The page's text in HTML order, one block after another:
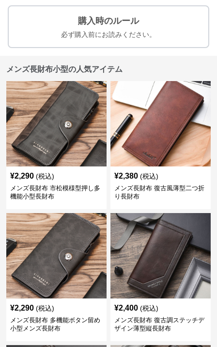
購入時のルール
必ず購入前にお読みください。
メンズ長財布小型の人気アイテム
¥2,290 (税込)
メンズ長財布 市松模様型押し多
機能小型長財布
¥2,380 (税込)
メンズ長財布 復古風薄型二つ折
り長財布
¥2,290 (税込)
メンズ長財布 多機能ボタン留め
小型メンズ長財布
¥2,400 (税込)
メンズ長財布 復古調ステッチデ
ザイン薄型縦長財布